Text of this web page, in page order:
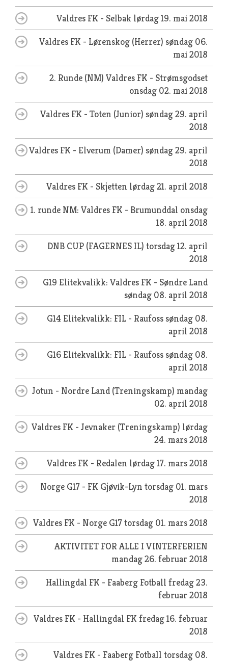
Valdres FK - Selbak lørdag 19. mai 2018
Valdres FK - Lørenskog (Herrer) søndag 06.
mai 2018
2. Runde (NM) Valdres FK - Strømsgodset
onsdag 02. mai 2018
Valdres FK - Toten (Junior) søndag 29. april
2018
Valdres FK - Elverum (Damer) søndag 29. april
2018
Valdres FK - Skjetten lørdag 21. april 2018
1. runde NM: Valdres FK - Brumunddal onsdag
18. april 2018
DNB CUP (FAGERNES IL) torsdag 12. april
2018
G19 Elitekvalikk: Valdres FK - Søndre Land
søndag 08. april 2018
G14 Elitekvalikk: FIL - Raufosssøndag 08.
april 2018
G16 Elitekvalikk: FIL - Raufosssøndag 08.
april 2018
Jotun - Nordre Land (Treningskamp) mandag
02. april 2018
Valdres FK - Jevnaker (Treningskamp) lørdag
24. mars 2018
Valdres FK - Redalen lørdag 17. mars 2018
Norge G17 - FK Gjøvik-Lyn torsdag 01. mars
2018
Valdres FK - Norge G17torsdag 01. mars 2018
AKTIVITET FOR ALLE I VINTERFERIEN
mandag 26. februar 2018
Hallingdal FK - Faaberg Fotball fredag 23.
februar 2018
Valdres FK - Hallingdal FK fredag 16. februar
2018
Valdres FK - Faaberg Fotball torsdag 08.